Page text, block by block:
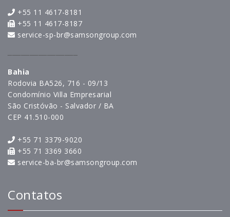
+55 11 4617-8181
+55 11 4617-8187
service-sp-br@samsongroup.com
Bahia
Rodovia BA526, 716 - 09/13
Condomínio Villa Empresarial
São Cristóvão - Salvador / BA
CEP 41.510-000
+55 71 3379-9020
+55 71 3369 3660
service-ba-br@samsongroup.com
Contatos